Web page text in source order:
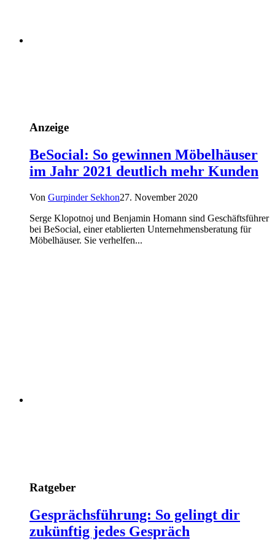
Anzeige
BeSocial: So gewinnen Möbelhäuser
im Jahr 2021 deutlich mehr Kunden
Von Gurpinder Sekhon27. November 2020
Serge Klopotnoj und Benjamin Homann sind Geschäftsführer
bei BeSocial, einer etablierten Unternehmensberatung für
Möbelhäuser. Sie verhelfen...
Ratgeber
Gesprächsführung: So gelingt dir
zukünftig jedes Gespräch